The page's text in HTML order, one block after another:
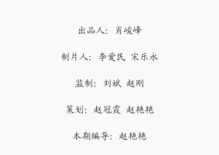
出品人：肖峻峰
制片人：李爱民 宋乐永
监制：刘斌 赵刚
策划：赵冠霞 赵艳艳
本期编导：赵艳艳